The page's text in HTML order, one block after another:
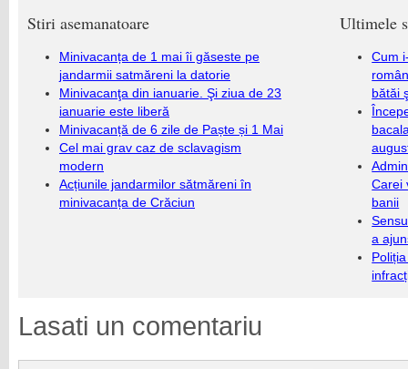
Stiri asemanatoare
Minivacanța de 1 mai îi găseste pe
jandarmii satmăreni la datorie
Minivacanţa din ianuarie. Şi ziua de 23
ianuarie este liberă
Minivacanță de 6 zile de Paște și 1 Mai
Cel mai grav caz de sclavagism
modern
Acțiunile jandarmilor sătmăreni în
minivacanța de Crăciun
Ultimele
Cum
bătăi
Carei
banii
a
Lasati un comentariu